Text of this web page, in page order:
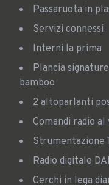
Passaruota in
Servizi connessi
Interni la prima
Plancia signature con portaoggetti bambox in fibra di
bamboo
2 altoparlanti
Comandi radio
Strumentazione
Radio digitale
Cerchi in lega diamantati da 17" e pneumatici 205/55